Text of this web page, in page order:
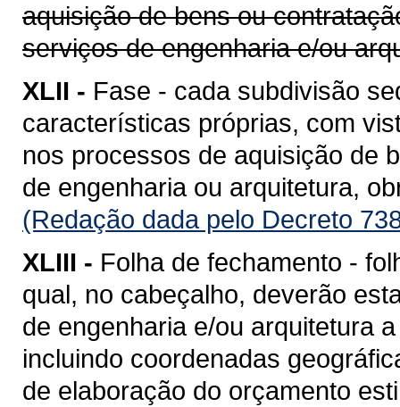
aquisição de bens ou
serviços de engenharia e/ou
XLII - Fase - cada subdivisão
características próprias, com
nos processos de aquisição de
de engenharia ou arquitetura,
(Redação dada pelo Decreto
XLIII - Folha de fechamento -
qual, no cabeçalho, deverão
de engenharia e/ou arquitetura
incluindo coordenadas
de elaboração do orçamento